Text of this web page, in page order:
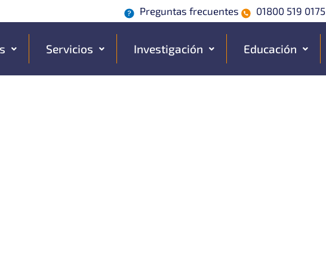
Preguntas frecuentes 01800 519 0175
Servicios Investigación Educación